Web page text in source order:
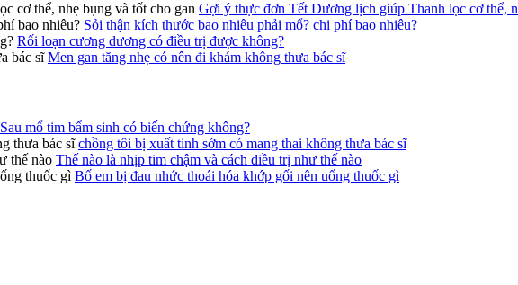
Gợi ý thực đơn Tết Dương lịch giúp Thanh lọc cơ thể,
Sỏi thận kích thước bao nhiêu phải mổ? chi phí bao nhiêu?
Rối loạn cương dương có điều trị được không?
Men gan tăng nhẹ có nên đi khám không thưa bác sĩ
Sau mổ tim bẩm sinh có biến chứng không?
chồng tôi bị xuất tinh sớm có mang thai không thưa bác sĩ
Thế nào là nhịp tim chậm và cách điều trị như thế nào
Bố em bị đau nhức thoái hóa khớp gối nên uống thuốc gì